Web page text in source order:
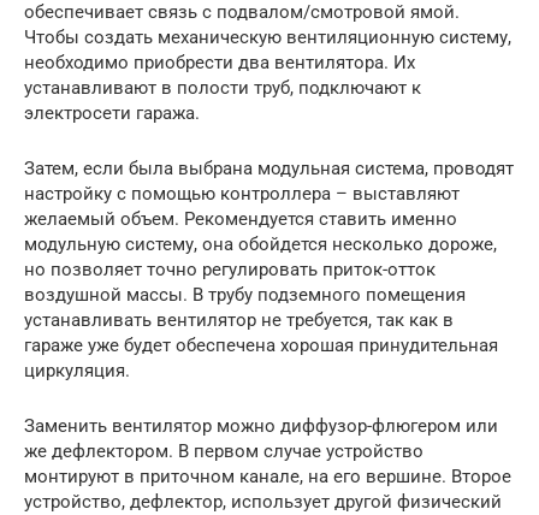
обеспечивает связь с подвалом/смотровой ямой.
Чтобы создать механическую вентиляционную систему,
необходимо приобрести два вентилятора. Их
устанавливают в полости труб, подключают к
электросети гаража.
Затем, если была выбрана модульная система, проводят
настройку с помощью контроллера – выставляют
желаемый объем. Рекомендуется ставить именно
модульную систему, она обойдется несколько дороже,
но позволяет точно регулировать приток-отток
воздушной массы. В трубу подземного помещения
устанавливать вентилятор не требуется, так как в
гараже уже будет обеспечена хорошая принудительная
циркуляция.
Заменить вентилятор можно диффузор-флюгером или
же дефлектором. В первом случае устройство
монтируют в приточном канале, на его вершине. Второе
устройство, дефлектор, использует другой физический